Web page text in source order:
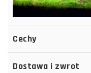
Cechy
Dostawa i zwrot